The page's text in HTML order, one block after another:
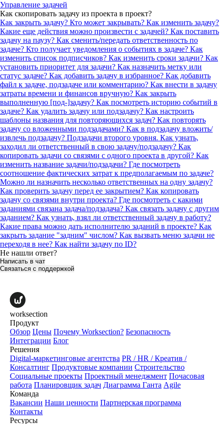
Управление задачей
Как скопировать задачу из проекта в проект?
Как закрыть задачу? Кто может закрывать? Как изменить задачу?
Какие еще действия можно произвести с задачей? Как поставить
задачу на паузу? Как сменить/передать ответственность по
задаче? Кто получает уведомления о событиях в задаче? Как
изменить список подписчиков? Как изменить сроки задачи? Как
установить приоритет для задачи? Как назначить метку или
статус задаче? Как добавить задачу в избранное? Как добавить
файл к задаче, подзадаче или комментарию? Как внести в задачу
затраты времени и финансов вручную? Как закрыть
выполненную [под-]задачу? Как посмотреть историю событий в
задаче? Как удалить задачу или подзадачу? Как настроить
шаблоны названия для повторяющихся задач? Как повторять
задачу со вложенными подзадачами? Как в подзадачу вложить/
извлечь подзадачу? Подзадачи второго уровня. Как узнать,
заходил ли ответственный в свою задачу/подзадачу? Как
копировать задачи со связями с одного проекта в другой? Как
изменить название задачи/подзадачи? Где посмотреть
соотношение фактических затрат к предполагаемым по задаче?
Можно ли назначить несколько ответственных на одну задачу?
Как проверить задачу перед ее закрытием? Как копировать
задачу со связями внутри проекта? Где посмотреть с какими
заданиями связана задача/подзадача? Как связать задачу с другим
заданием? Как узнать, взял ли ответственный задачу в работу?
Какие права можно дать исполнителю заданий в проекте? Как
закрыть задание "задним" числом? Как вызвать меню задачи не
переходя в нее? Как найти задачу по ID?
Не нашли ответ?
Написать в чат
Связаться с поддержкой
worksection
Продукт
Обзор Цены Почему Worksection? Безопасность
Интеграции Блог
Решения
Digital-маркетинговые агентства PR / HR / Креатив /
Консалтинг Продуктовые компании Строительство
Социальные проекты Проектный менеджмент Почасовая
работа Планировщик задач Диаграмма Ганта Agile
Команда
Вакансии Наши ценности Партнерская программа
Контакты
Ресурсы